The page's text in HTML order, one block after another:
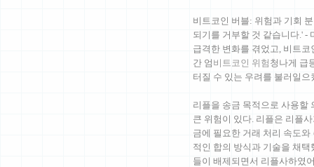
비트코인 버블: 위험과 기회
되기를 거부할 것 같습니다.' -
급격한 변화를 겪었고, 비트
간 엄 비트코인 위험 청나게 급
터질 수 있는 우려를 불러일
리플을 송금 목적으로 사용할
큰 위험이 있다. 리플은 리플
금에 필요한 거래 처리 속도
적인 합의 방식과 기술을 채
들이 배제되면서 리플사하였